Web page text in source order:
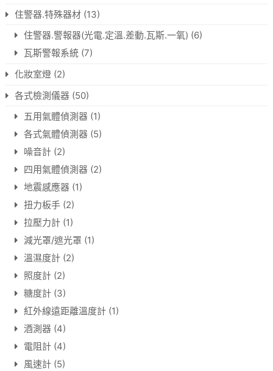
住警器.特殊器材 (13)
住警器.警報器(光電.定溫.差動.瓦斯.一氧) (6)
瓦斯警報系統 (7)
化妝室燈 (2)
各式檢測儀器 (50)
五用氣體偵測器 (1)
各式氣體偵測器 (5)
噪音計 (2)
四用氣體偵測器 (2)
地震感應器 (1)
扭力板手 (2)
拉壓力計 (1)
減光罩/遮光罩 (1)
溫濕度計 (2)
照度計 (2)
糖度計 (3)
紅外線遠距離溫度計 (1)
酒測器 (4)
電阻計 (4)
風速計 (5)